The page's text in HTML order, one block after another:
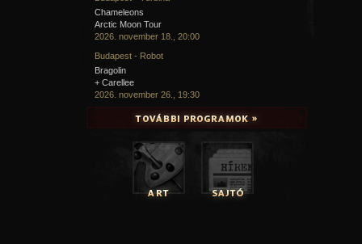
Chameleons
Arctic Moon Tour
2026. november 18., 20:00
Budapest - Robot
Bragolin
+ Carellee
2026. november 26., 19:30